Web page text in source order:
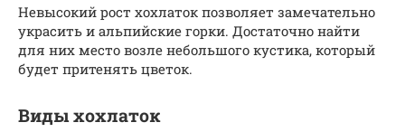
Невысокий рост хохлаток позволяет замечательно
украсить и альпийские горки. Достаточно найти
для них место возле небольшого кустика, который
будет притенять цветок.
Виды хохлаток